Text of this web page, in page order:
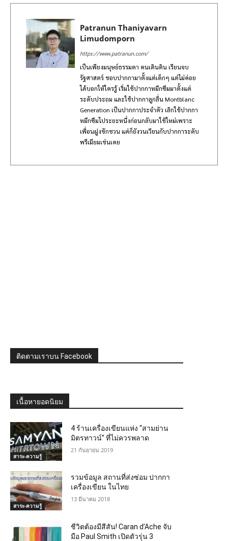
Patranun Thaniyavarn
Limudomporn
https://www.patranun.com/
เป็นเพียงมนุษย์ธรรมดา คนเดินดิน เรียนจบ
รัฐศาสตร์ ชอบปากกามาตั้งแต่เด็กๆ แต่ไม่ค่อย
ได้บอกให้ใครรู้ เริ่มใช้ปากกาหมึกซึมมาตั้งแต่
ระดับประถม และใช้ปากกาลูกลื่น Montblanc
Generation เป็นปากกาประจำตัว เลิกใช้ปากกา
หมึกซึมไประยะหนึ่งก่อนกลับมาใช้ใหม่เพราะ
เพื่อนฝูงชักชวน แต่ก็ยังวนเวียนกับปากการะดับ
พรีเมียมเช่นเคย
ติดตามเราบน Facebook
เนื้อหายอดนิยม
สาระ-ความรู้
4 ร้านเครื่องเขียนแห่ง “สามย่าน
มิตรทาวน์” ที่ไม่ควรพลาด
21 กันยายน 2019
สาระ-ความรู้
รวมข้อมูล สถานที่ส่งซ่อม ปากกา
เครื่องเขียน ในไทย
13 มีนาคม 2018
ชีวิตต้องมีสีสัน! Caran d’Ache จับ
มือ Paul Smith เปิดตัวรุ่น 3